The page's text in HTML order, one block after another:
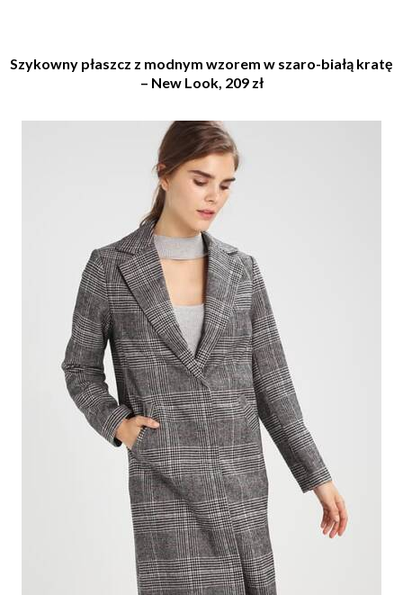
Szykowny płaszcz z modnym wzorem w szaro-białą kratę
– New Look, 209 zł